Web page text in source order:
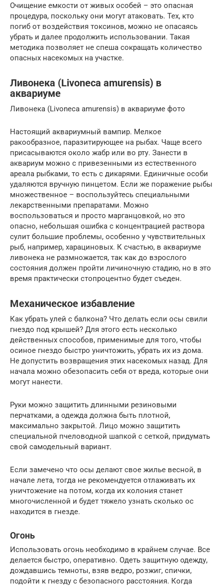
Очищение емкости от живых особей – это опасная
процедура, поскольку они могут атаковать. Тех, кто
погиб от воздействия токсинов, можно не опасаясь
убрать и далее продолжить использовании. Такая
методика позволяет не спеша сокращать количество
опасных насекомых на участке.
Ливонека (Livoneca amurensis) в
аквариуме
Ливонека (Livoneca amurensis) в аквариуме фото
Настоящий аквариумный вампир. Мелкое
ракообразное, паразитирующее на рыбах. Чаще всего
присасываются около жабр или во рту. Занести в
аквариум можно с привезенными из естественного
ареала рыбками, то есть с дикарями. Единичные особи
удаляются вручную пинцетом. Если же поражение рыбы
множественное – воспользуйтесь специальными
лекарственными препаратами. Можно
воспользоваться и просто марганцовкой, но это
опасно, небольшая ошибка с концентрацией раствора
сулит большие проблемы, особенно у чувствительных
рыб, например, харациновых. К счастью, в аквариуме
ливонека не размножается, так как до взрослого
состояния должен пройти личиночную стадию, но в это
время практически стопроцентно будет съеден.
Механическое избавление
Как убрать улей с балкона? Что делать если осы свили
гнездо под крышей? Для этого есть несколько
действенных способов, применимые для того, чтобы
осиное гнездо быстро уничтожить, убрать их из дома.
Не допустить возвращения этих насекомых назад. Для
начала можно обезопасить себя от вреда, которые они
могут нанести.
Руки можно защитить длинными резиновыми
перчатками, а одежда должна быть плотной,
максимально закрытой. Лицо можно защитить
специальной пчеловодной шапкой с сеткой, придумать
свой самодельный вариант.
Если замечено что осы делают свое жилье весной, в
начале лета, тогда не рекомендуется отлаживать их
уничтожение на потом, когда их колония станет
многочисленной и будет тяжело узнать сколько ос
находится в гнезде.
Огонь
Использовать огонь необходимо в крайнем случае. Все
делается быстро, оперативно. Одеть защитную одежду,
дождавшись темноты, взяв ведро, розжиг, спички,
подойти к гнезду с безопасного расстояния. Когда